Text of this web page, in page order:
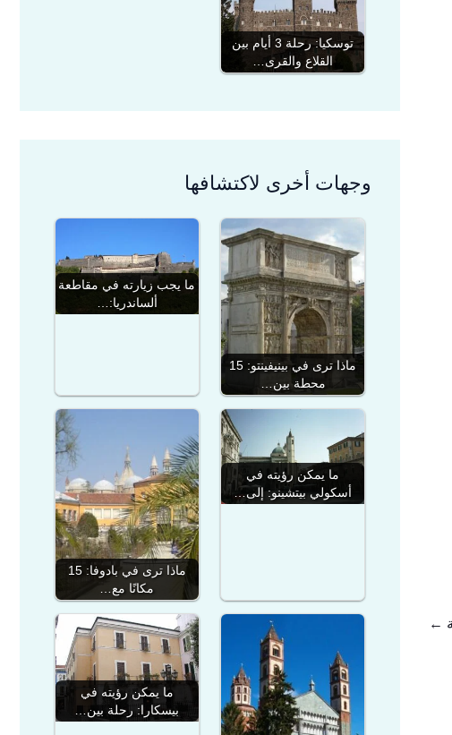
←
توسكيا: رحلة 3 أيام بين
القلاع والقرى…
وجهات أخرى لاكتشافها
ماذا ترى في بينيفينتو: 15
محطة بين…
ما يجب زيارته في مقاطعة
ألساندريا:…
ما يمكن رؤيته في
أسكولي بيتشينو: إلى…
ماذا ترى في بادوفا: 15
مكانًا مع…
ما يمكن رؤيته في
بيسكارا: رحلة بين…